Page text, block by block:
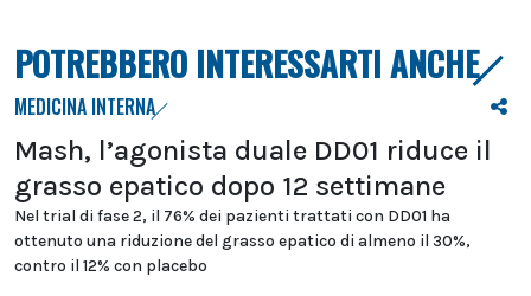
POTREBBERO INTERESSARTI ANCHE
MEDICINA INTERNA
Mash, l’agonista duale DD01 riduce il
grasso epatico dopo 12 settimane
Nel trial di fase 2, il 76% dei pazienti trattati con DD01 ha
ottenuto una riduzione del grasso epatico di almeno il 30%,
contro il 12% con placebo